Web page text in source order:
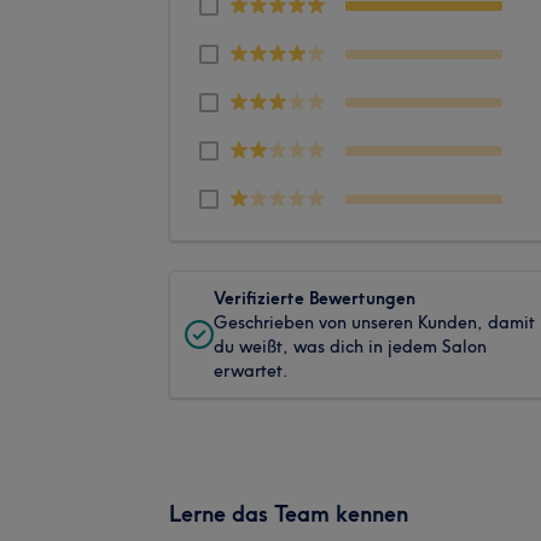
Verifizierte Bewertungen
Geschrieben von unseren Kunden, damit
du weißt, was dich in jedem Salon
erwartet.
Lerne das Team kennen